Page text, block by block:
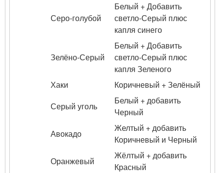
Серо-голубой
Белый + Добавить
светло-Серый плюс
капля синего
Зелёно-Серый
Белый + Добавить
светло-Серый плюс
капля Зеленого
Хаки
Коричневый + Зелёный
Серый уголь
Белый + добавить
Черный
Авокадо
Желтый + добавить
Коричневый и Черный
Оранжевый
Жёлтый + добавить
Красный